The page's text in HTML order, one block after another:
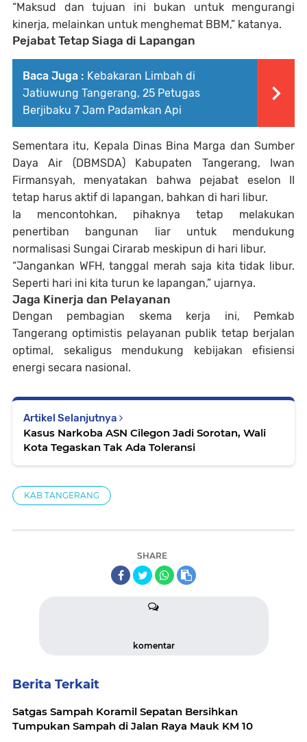
“Maksud dan tujuan ini bukan untuk mengurangi
kinerja, melainkan untuk menghemat BBM,” katanya.
Pejabat Tetap Siaga di Lapangan
Baca Juga : Kebakaran Limbah di
Jatiuwung Tangerang, 25 Petugas
Berjibaku 7 Jam Padamkan Api
Sementara itu, Kepala Dinas Bina Marga dan Sumber
Daya Air (DBMSDA) Kabupaten Tangerang, Iwan
Firmansyah, menyatakan bahwa pejabat eselon II
tetap harus aktif di lapangan, bahkan di hari libur.
Ia mencontohkan, pihaknya tetap melakukan
penertiban bangunan liar untuk mendukung
normalisasi Sungai Cirarab meskipun di hari libur.
“Jangankan WFH, tanggal merah saja kita tidak libur.
Seperti hari ini kita turun ke lapangan,” ujarnya.
Jaga Kinerja dan Pelayanan
Dengan pembagian skema kerja ini, Pemkab
Tangerang optimistis pelayanan publik tetap berjalan
optimal, sekaligus mendukung kebijakan efisiensi
energi secara nasional.
Artikel Selanjutnya
Kasus Narkoba ASN Cilegon Jadi Sorotan, Wali
Kota Tegaskan Tak Ada Toleransi
KAB TANGERANG
SHARE
komentar
Berita Terkait
Satgas Sampah Koramil Sepatan Bersihkan
Tumpukan Sampah di Jalan Raya Mauk KM 10